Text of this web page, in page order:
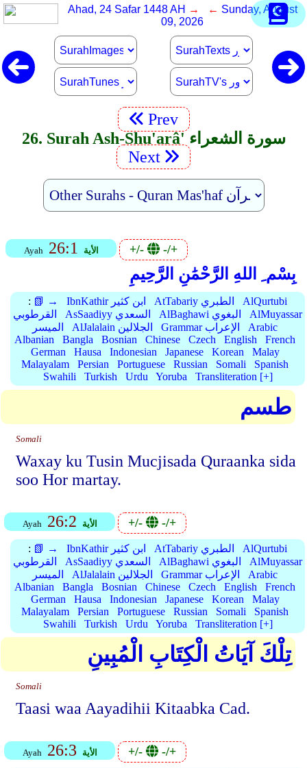
Ahad, 24 Safar 1448 AH → ← Sunday, August
09, 2026
Prev
26. Surah Ash-Shu'arâ' سورة الشعراء
Next
Ayah 26:1 الأية +/- -/+
بِسْم ِ اللهِ الرَّحْمَٰنِ الرَّحِيمِ
: 📗 → IbnKathir ابن كثير AtTabariy الطبري
AlQurtubi
القرطوبي
AsSaadiyy السعدي AlBaghawi البغوي
AlMuyassar
الميسر
AlJalalain الجلالين Grammar الإعراب
Arabic
Albanian
Bangla Bosnian Chinese Czech English
French
German
Hausa Indonesian Japanese Korean
Malay
Malayalam
Persian Portuguese Russian Somali
Spanish
Swahili
Turkish Urdu Yoruba Transliteration [+]
طسم
Somali
Waxay ku Tusin Mucjisada Quraanka sida
soo Hor martay.
Ayah 26:2 الأية +/- -/+
: 📗 → IbnKathir ابن كثير AtTabariy الطبري
AlQurtubi
القرطوبي
AsSaadiyy السعدي AlBaghawi البغوي
AlMuyassar
الميسر
AlJalalain الجلالين Grammar الإعراب
Arabic
Albanian
Bangla Bosnian Chinese Czech English
French
German
Hausa Indonesian Japanese Korean
Malay
Malayalam
Persian Portuguese Russian Somali
Spanish
Swahili
Turkish Urdu Yoruba Transliteration [+]
تِلْكَ آيَاتُ الْكِتَابِ الْمُبِينِ
Somali
Taasi waa Aayadihii Kitaabka Cad.
Ayah 26:3 الأية +/- -/+